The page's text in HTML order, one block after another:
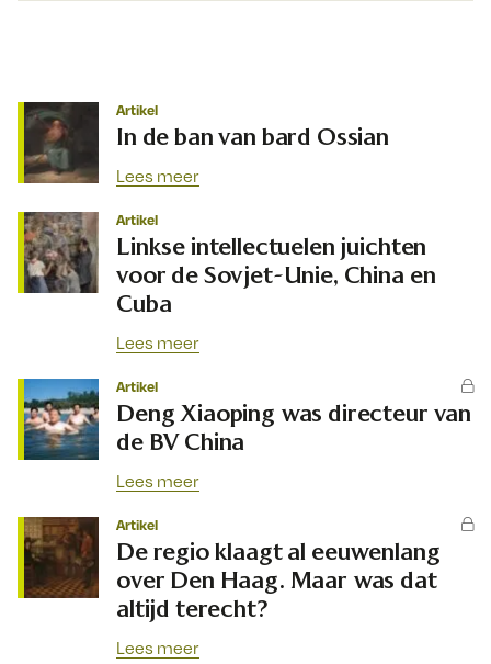
Artikel
In de ban van bard Ossian
Lees meer
Artikel
Linkse intellectuelen juichten
voor de Sovjet-Unie, China en
Cuba
Lees meer
Artikel
Deng Xiaoping was directeur van
de BV China
Lees meer
Artikel
De regio klaagt al eeuwenlang
over Den Haag. Maar was dat
altijd terecht?
Lees meer